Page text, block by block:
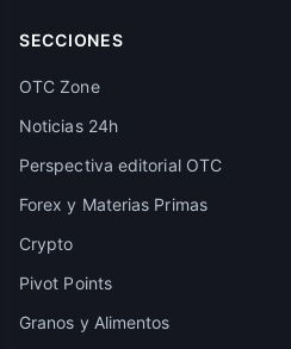
SECCIONES
OTC Zone
Noticias 24h
Perspectiva editorial OTC
Forex y Materias Primas
Crypto
Pivot Points
Granos y Alimentos